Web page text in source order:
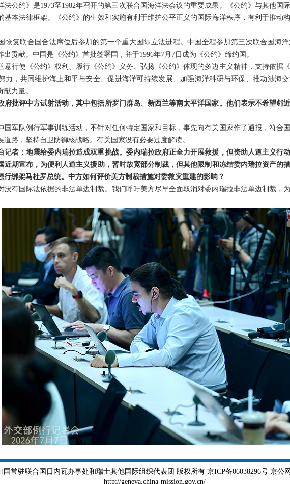
法公约》是1973至1982年召开的第三次联合国海洋法会议的重要成果。《公约》与其他国
基本法律框架。《公约》的生效和实施有利于维护公平正义的国际海洋秩序，有利于推动
恢复联合国合法席位后参加的第一个重大国际立法进程。中国全程参加第三次联合国海
贡献。中国是《公约》首批签署国，并于1996年7月7日成为《公约》缔约国。
意行使《公约》权利、履行《公约》义务、弘扬《公约》体现的多边主义精神，支持依据
力，共同维护海上和平与安全、促进海洋可持续发展、加强海洋科研与环保、推动涉海
力量。
府批评中方试射活动，其中包括所罗门群岛、新西兰等南太平洋国家。他们表示不希望邻
国军队例行军事训练活动，不针对任何特定国家和目标，事先向有关国家作了通报，符合
路，坚持自卫防御核战略。有关国家没有必要过度解读。
记者：地震给委内瑞拉造成双重挑战。委内瑞拉政府正全力开展救援，但资助人道主义行
近期宣布，为便利人道主义援助，暂时放宽部分制裁，但其他限制和冻结委内瑞拉资产的
行绑架马杜罗总统。中方如何评价美方制裁措施对委救灾重建的影响？
没有国际法依据的非法单边制裁。我们呼吁美方尽早全面取消对委内瑞拉非法单边制裁，
国常驻联合国日内瓦办事处和瑞士其他国际组织代表团 版权所有 京ICP备06038296号 京公
http://geneva.china-mission.gov.cn/